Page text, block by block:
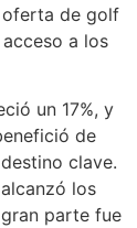
de golf
a los
un 17%, y
de
clave.
los
parte fue